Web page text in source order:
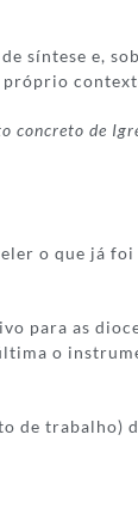
síntese e,
próprio
concreto de
o que já
para as
o
de trabalho)